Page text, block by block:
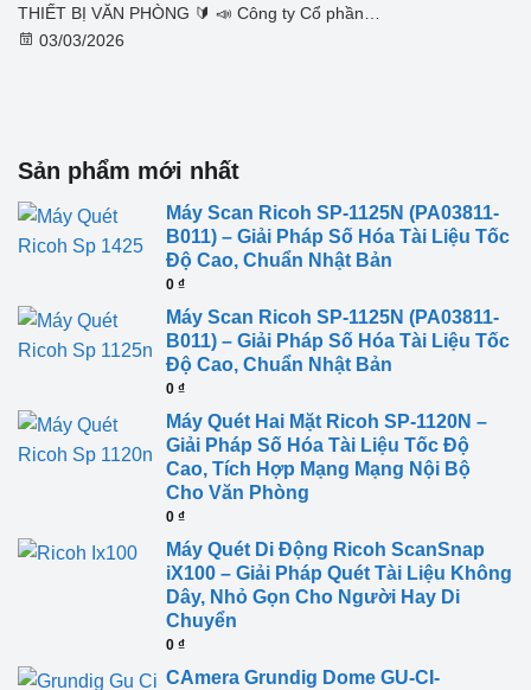
THIẾT BỊ VĂN PHÒNG 🔰 📣 Công ty Cổ phần…
03/03/2026
Sản phẩm mới nhất
Máy Scan Ricoh SP-1125N (PA03811-
B011) – Giải Pháp Số Hóa Tài Liệu Tốc
Độ Cao, Chuẩn Nhật Bản
0₫
Máy Scan Ricoh SP-1125N (PA03811-
B011) – Giải Pháp Số Hóa Tài Liệu Tốc
Độ Cao, Chuẩn Nhật Bản
0₫
Máy Quét Hai Mặt Ricoh SP-1120N –
Giải Pháp Số Hóa Tài Liệu Tốc Độ
Cao, Tích Hợp Mạng Mạng Nội Bộ
Cho Văn Phòng
0₫
Máy Quét Di Động Ricoh ScanSnap
iX100 – Giải Pháp Quét Tài Liệu Không
Dây, Nhỏ Gọn Cho Người Hay Di
Chuyển
0₫
CAmera Grundig Dome GU-CI-